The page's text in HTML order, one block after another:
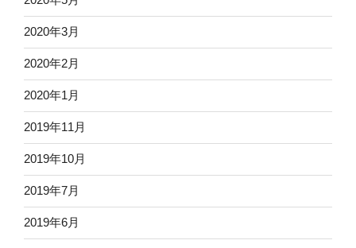
2020年3月
2020年2月
2020年1月
2019年11月
2019年10月
2019年7月
2019年6月